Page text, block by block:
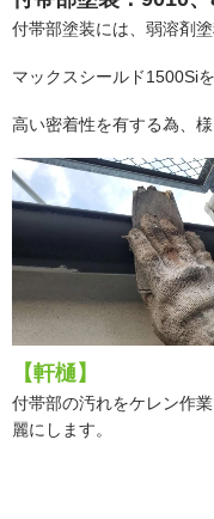
付帯部塗装には、弱溶剤
マックスシールド1500Si
高い密着性を有する為、
【軒樋】
付帯部の汚れをケレン作
麗にします。